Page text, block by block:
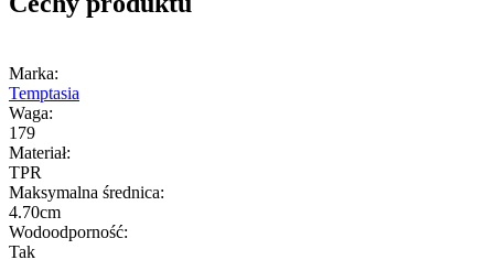
Marka:
Temptasia
Waga:
179
Materiał:
TPR
Maksymalna średnica:
4.70cm
Wodoodporność:
Tak